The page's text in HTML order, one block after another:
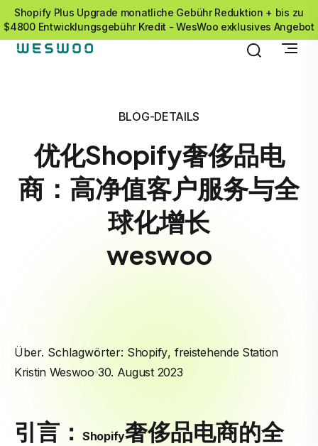
Shopify Plus Upgrade monatliche Gebühr Reduktion + bis zu
$4800 Entwicklungsgebühr Kredit - WesWoo exklusives Angebot
BLOG-DETAILS
优化Shopify奢侈品电
商：高净值客户服务与全
球化增长
weswoo
Über. Schlagwörter: Shopify, freistehende Station
Kristin Weswoo 30. August 2023
引言： Shopify奢侈品电商的全